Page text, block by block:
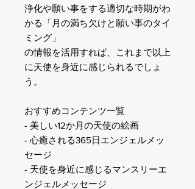
浄化や願い事をする適切な時期がわ
かる「月の満ち欠けと願い事のタイ
ミング」
の情報を活用すれば、これまで以上
に天使を身近に感じられるでしょ
う。
おすすめコンテンツ一覧
- 美しい12か月の天使の絵画
- 心癒される365日エンジェルメッ
セージ
- 天使を身近に感じるマンスリーエ
ンジェルメッセージ